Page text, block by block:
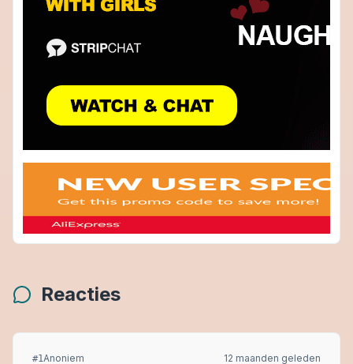
Reacties
#1Anoniem 12 maanden geleden